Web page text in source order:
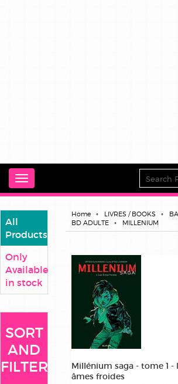
Toggle
navigation
All
Products
Only
Available
in stock
SORT
AND
FILTER
Home LIVRES / BOOKS
BD ADULTE
MILLENIUM
Millénium saga - tome 1 -
âmes froides